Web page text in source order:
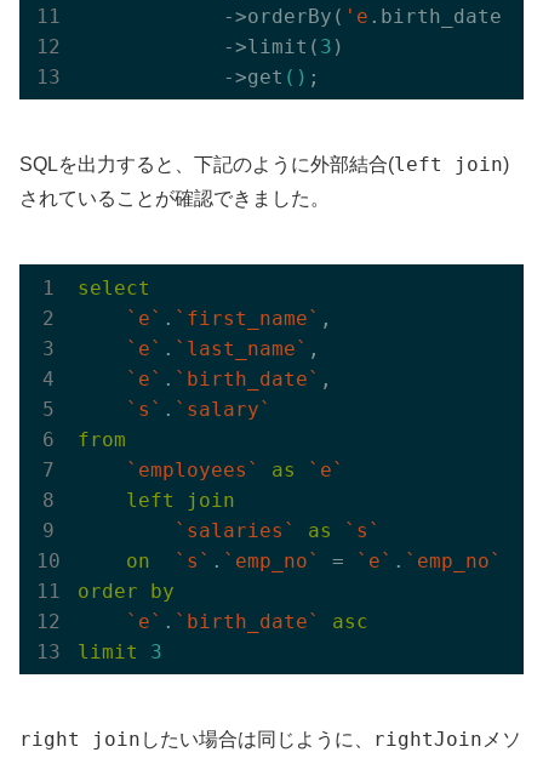
            ->orderBy(
'e .birth_date')
            ->limit(
3 )
            ->get
()
SQLを出力すると、下記のように外部結合(left join)
されていることが確認できました。
select
`e` . `first_name` ,
`e` . `last_name` ,
`e` . `birth_date` ,
`s` . `salary`
from
`employees`
as
`e`
left
join
`salaries`
as
`s`
on
`s` . `emp_no` = `e` . `emp_no`
order
by
`e` . `birth_date`
asc
limit
3
right join したい場合は同じように、 rightJoin メソ